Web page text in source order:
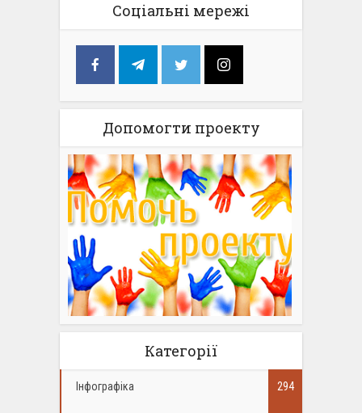
Соціальні мережі
Допомогти проекту
Категорії
Інфографіка 294